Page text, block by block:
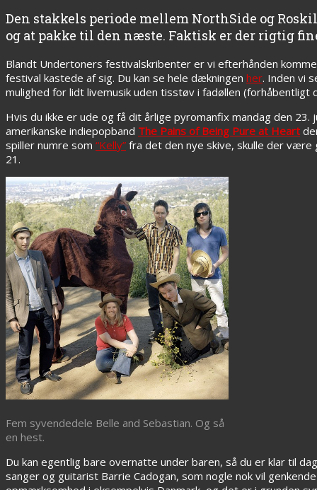
Den stakkels periode mellem NorthSide og
og at pakke til den næste. Faktisk er der rigtig
Blandt Undertoners festivalskribenter er vi efterhånden
festival kastede af sig. Du kan se hele dækningen her. Inden vi
mulighed for lidt livemusik uden tisstøv i fadøllen (forhåbentligt
Hvis du ikke er ude og få dit årlige pyromanfix mandag den
amerikanske indiepopband The Pains of Being Pure at Heart
spiller numre som “Kelly” fra det den nye skive, skulle der
21.
Fem syvendedele Belle and Sebastian. Og så
en hest.
Du kan egentlig bare overnatte under baren, så du er klar til
sanger og guitarist Barrie Cadogan, som nogle nok vil